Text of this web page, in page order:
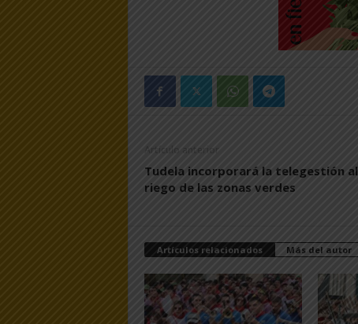
Artículo anterior
Tudela incorporará la telegestión al
riego de las zonas verdes
Artículos relacionados Más del autor